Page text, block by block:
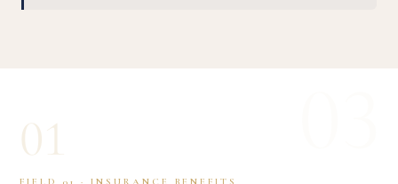
01
FIELD 01 · INSURANCE BENEFITS